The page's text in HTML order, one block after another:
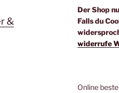
&
Der Shop
Falls du
widerrufe
Online